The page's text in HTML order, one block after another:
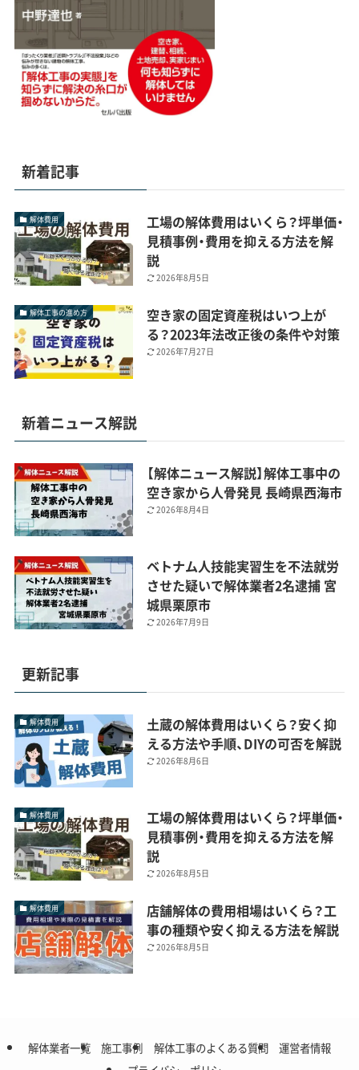
新着記事
解体費用
工場の解体費用はいくら？坪単価・
見積事例・費用を抑える方法を解
説
2026年8月5日
解体工事の進め方
空き家の固定資産税はいつ上が
る？2023年法改正後の条件や対策
2026年7月27日
新着ニュース解説
【解体ニュース解説】解体工事中の
空き家から人骨発見 長崎県西海市
2026年8月4日
ベトナム人技能実習生を不法就労
させた疑いで解体業者2名逮捕 宮
城県栗原市
2026年7月9日
更新記事
解体費用
土蔵の解体費用はいくら？安く抑
える方法や手順、DIYの可否を解説
2026年8月6日
解体費用
工場の解体費用はいくら？坪単価・
見積事例・費用を抑える方法を解
説
2026年8月5日
解体費用
店舗解体の費用相場はいくら？工
事の種類や安く抑える方法を解説
2026年8月5日
解体業者一覧 施工事例 解体工事のよくある質問
運営者情報